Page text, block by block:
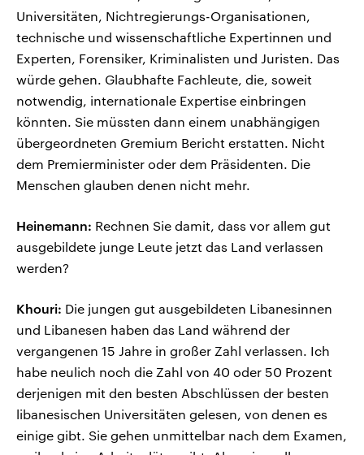
Universitäten, Nichtregierungs-Organisationen,
technische und wissenschaftliche Expertinnen und
Experten, Forensiker, Kriminalisten und Juristen. Das
würde gehen. Glaubhafte Fachleute, die, soweit
notwendig, internationale Expertise einbringen
könnten. Sie müssten dann einem unabhängigen
übergeordneten Gremium Bericht erstatten. Nicht
dem Premierminister oder dem Präsidenten. Die
Menschen glauben denen nicht mehr.
Heinemann: Rechnen Sie damit, dass vor allem gut
ausgebildete junge Leute jetzt das Land verlassen
werden?
Khouri: Die jungen gut ausgebildeten Libanesinnen
und Libanesen haben das Land während der
vergangenen 15 Jahre in großer Zahl verlassen. Ich
habe neulich noch die Zahl von 40 oder 50 Prozent
derjenigen mit den besten Abschlüssen der besten
libanesischen Universitäten gelesen, von denen es
einige gibt. Sie gehen unmittelbar nach dem Examen,